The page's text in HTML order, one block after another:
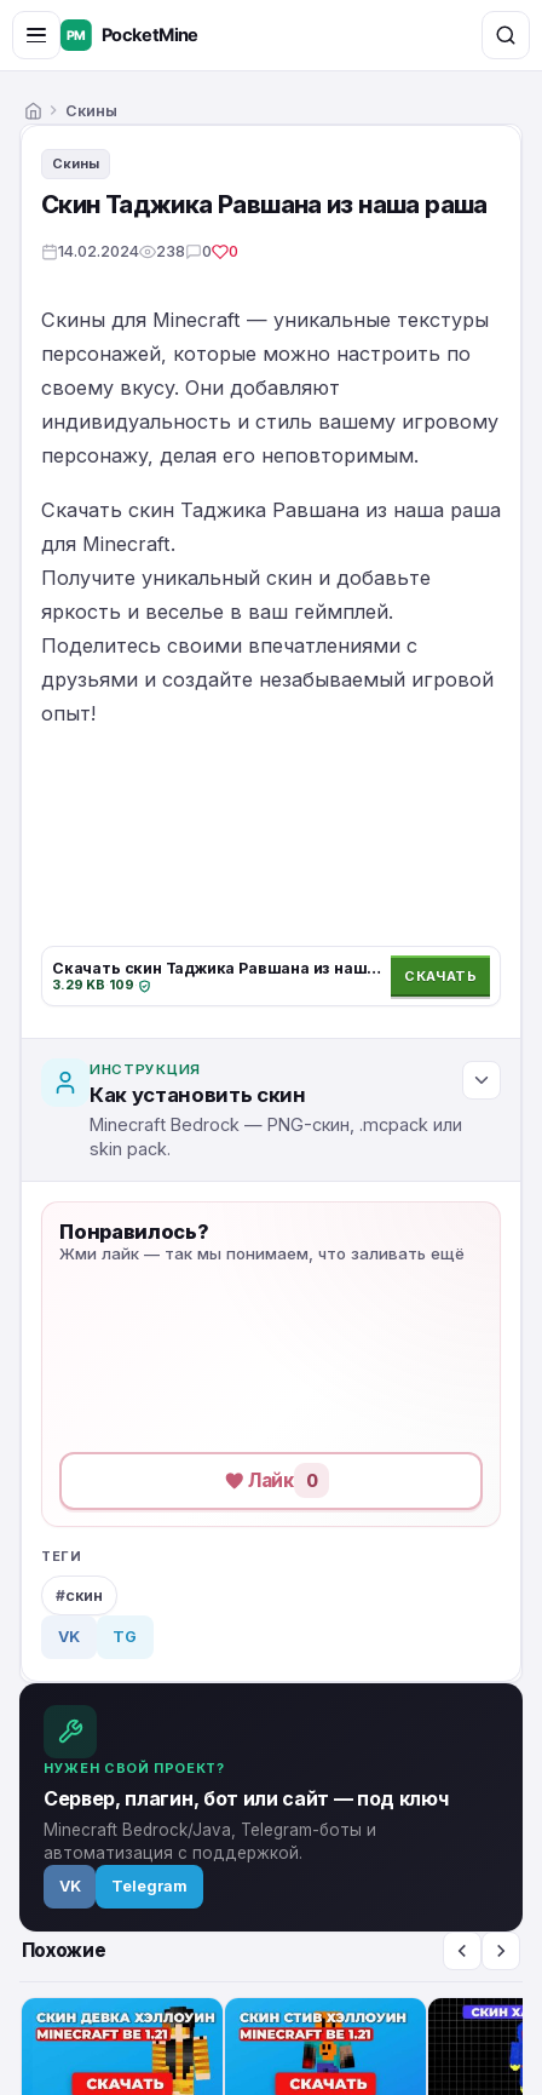
ГлавнаяСкины
Скины
Скин Таджика Равшана из наша раша
14.02.2024 238 0 0
Скины для Minecraft — уникальные текстуры
персонажей, которые можно настроить по
своему вкусу. Они добавляют
индивидуальность и стиль вашему игровому
персонажу, делая его неповторимым.
Скачать скин Таджика Равшана из наша раша
для Minecraft.
Получите уникальный скин и добавьте
яркость и веселье в ваш геймплей.
Поделитесь своими впечатлениями с
друзьями и создайте незабываемый игровой
опыт!
Скачать скин Таджика Равшана из наша раша для Minecraft.
3.29 KB·109·
СКАЧАТЬ
ИНСТРУКЦИЯ
Как установить скин
Minecraft Bedrock — PNG-скин, .mcpack или
skin pack.
Понравилось?
Жми лайк — так мы понимаем, что заливать ещё
Лайк 0
ТЕГИ
скин
VK TG
НУЖЕН СВОЙ ПРОЕКТ?
Сервер, плагин, бот или сайт — под ключ
Minecraft Bedrock/Java, Telegram-боты и
автоматизация с поддержкой.
VK Telegram
Похожие